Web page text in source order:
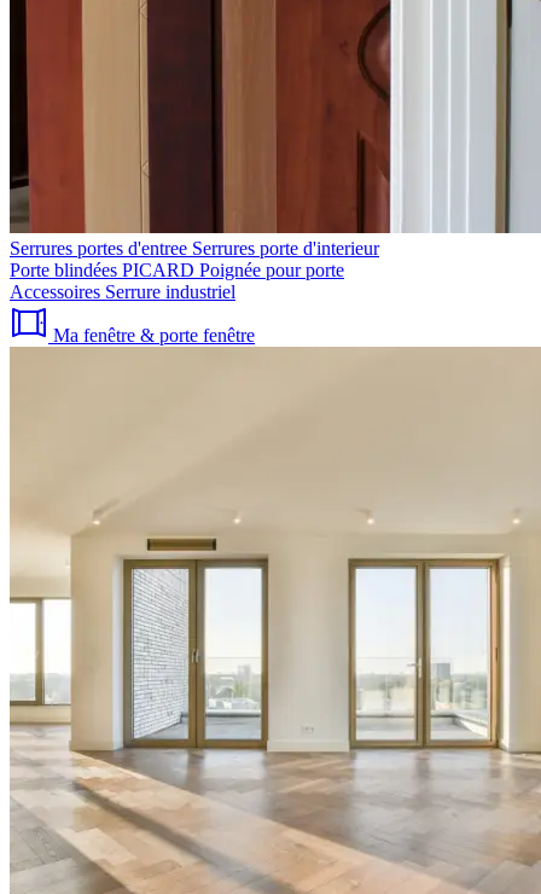
Serrures portes d'entree Serrures porte d'interieur
Porte blindées PICARD Poignée pour porte
Accessoires Serrure industriel
Ma fenêtre & porte fenêtre